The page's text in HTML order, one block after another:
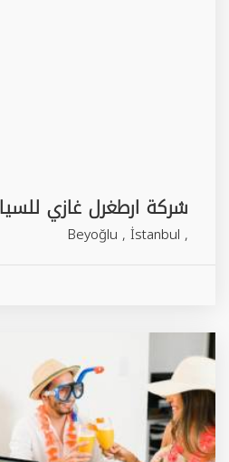
شركة ارطغرل غازي
,
Beyoğlu , İstanbul